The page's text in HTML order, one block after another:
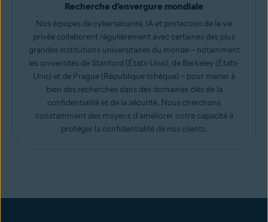
Recherche d’envergure mondiale
Nos équipes de cybersécurité, IA et protection de la vie
privée collaborent régulièrement avec certaines des plus
grandes institutions universitaires du monde – notamment
les universités de Stanford (États-Unis), de Berkeley (États-
Unis) et de Prague (République tchèque) – pour mener à
bien des recherches dans des domaines clés de la
confidentialité et de la sécurité. Nous cherchons
constamment des moyens d’améliorer notre capacité à
protéger la confidentialité de nos clients.